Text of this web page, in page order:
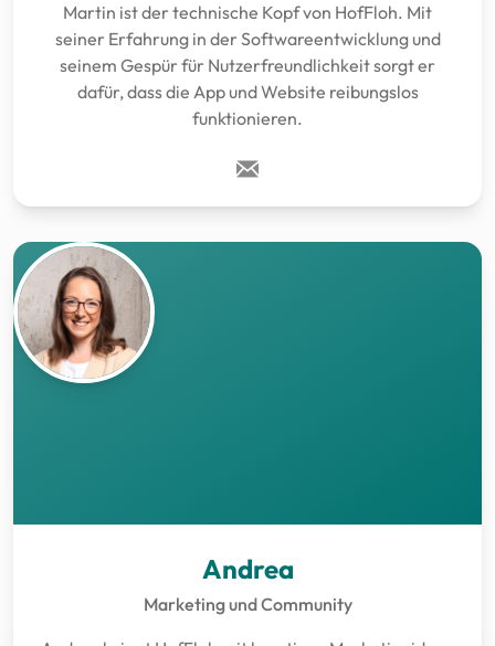
Martin ist der technische Kopf von HofFloh. Mit
seiner Erfahrung in der Softwareentwicklung und
seinem Gespür für Nutzerfreundlichkeit sorgt er
dafür, dass die App und Website reibungslos
funktionieren.
Andrea
Marketing und Community